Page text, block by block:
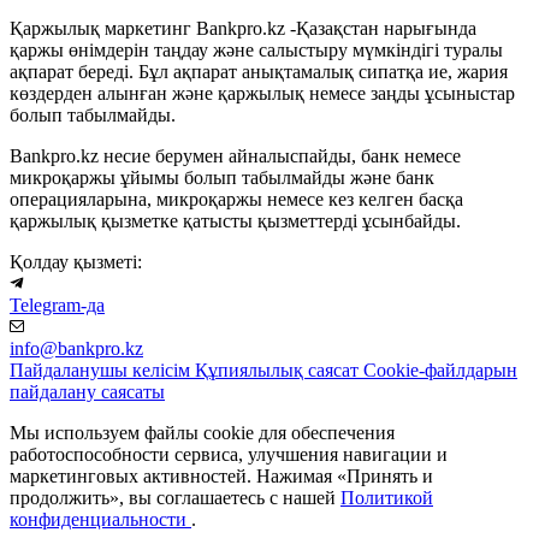
Қаржылық маркетинг Bankpro.kz -Қазақстан нарығында
қаржы өнімдерін таңдау және салыстыру мүмкіндігі туралы
ақпарат береді. Бұл ақпарат анықтамалық сипатқа ие, жария
көздерден алынған және қаржылық немесе заңды ұсыныстар
болып табылмайды.
Bankpro.kz несие берумен айналыспайды, банк немесе
микроқаржы ұйымы болып табылмайды және банк
операцияларына, микроқаржы немесе кез келген басқа
қаржылық қызметке қатысты қызметтерді ұсынбайды.
Қолдау қызметі:
Telegram-да
info@bankpro.kz
Пайдаланушы келісім Құпиялылық саясат Cookie-файлдарын
пайдалану саясаты
Мы используем файлы cookie для обеспечения
работоспособности сервиса, улучшения навигации и
маркетинговых активностей. Нажимая «Принять и
продолжить», вы соглашаетесь с нашей Политикой
конфиденциальности .